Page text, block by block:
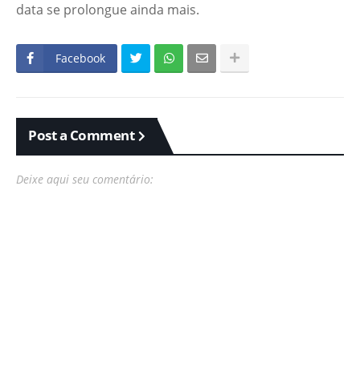
data se prolongue ainda mais.
Facebook
Post a Comment
Deixe aqui seu comentário: